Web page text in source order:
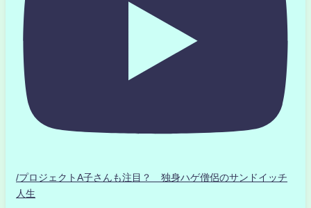
/プロジェクトA子さんも注目？ 独身ハゲ僧侶のサンドイッチ
人生